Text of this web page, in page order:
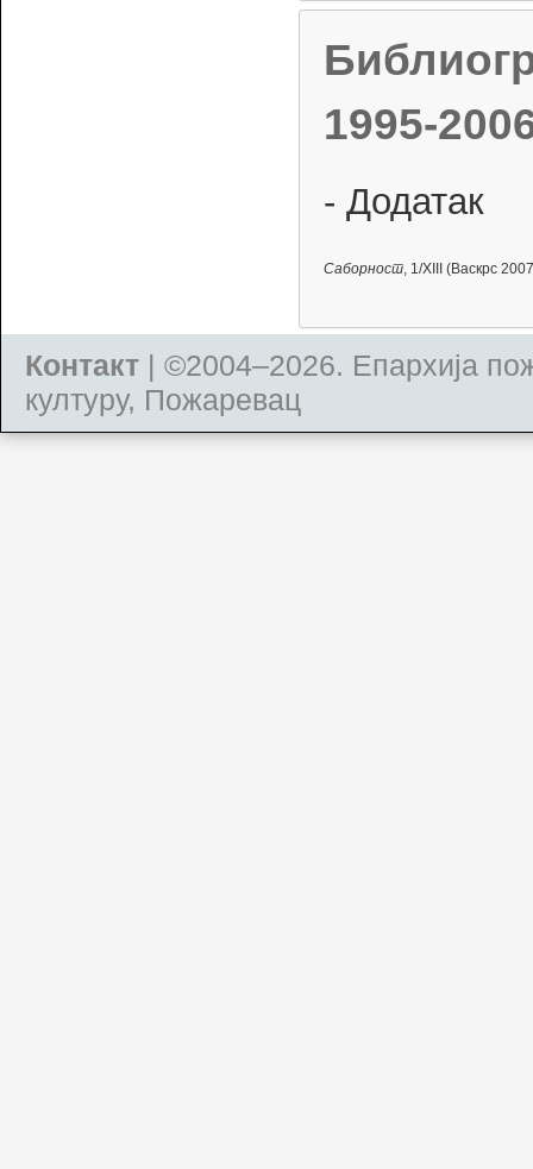
1995-
- Додатак
Саборност , 1/XIII (Васкрс
Контакт | ©2004–2026. Епархија
културу, Пожаревац